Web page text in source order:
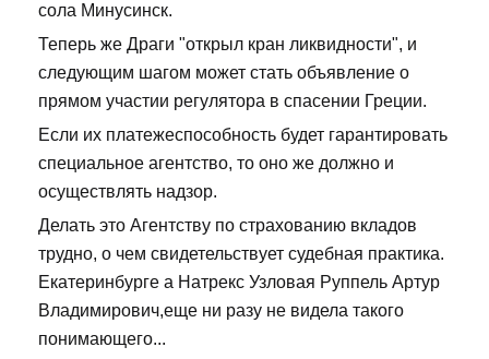
сола Минусинск.
Теперь же Драги "открыл кран ликвидности", и
следующим шагом может стать объявление о
прямом участии регулятора в спасении Греции.
Если их платежеспособность будет гарантировать
специальное агентство, то оно же должно и
осуществлять надзор.
Делать это Агентству по страхованию вкладов
трудно, о чем свидетельствует судебная практика.
Екатеринбурге а Натрекс Узловая Руппель Артур
Владимирович,еще ни разу не видела такого
понимающего...